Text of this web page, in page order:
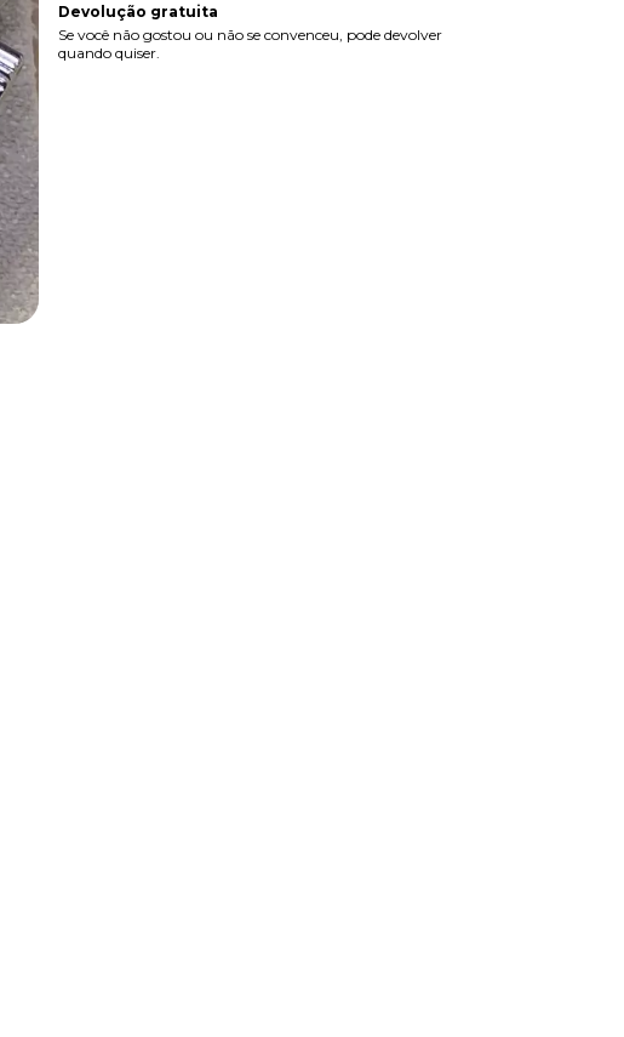
Devolução gratuita
Se você não gostou ou não se convenceu, pode devolver
quando quiser.